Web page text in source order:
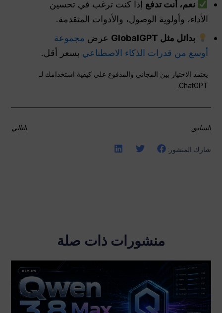
نعم، أنت تدفع إذا كنت ترغب في تحسين
الأداء، وأولوية الوصول، والأدوات المتقدمة.
بدائل مثل GlobalGPT
عرض مجموعة
أوسع من قدرات الذكاء الاصطناعي بسعر أقل.
يعتمد الاختيار بين المجاني والمدفوع على كيفية استخدامك لـ
ChatGPT.
السابق التالي
شارك المنشور:
منشورات ذات صلة